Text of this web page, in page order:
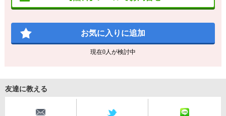
お気に入りに追加
現在0人が検討中
友達に教える